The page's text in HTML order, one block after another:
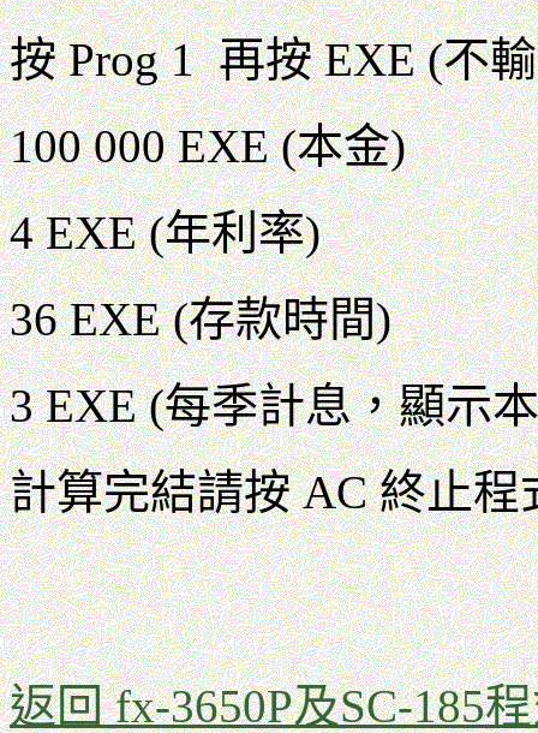
按 Prog 1 再按 EXE (不
100 000 EXE (本金)
4 EXE (年利率)
36 EXE (存款時間)
3 EXE (每季計息，顯示
計算完結請按 AC 終止程
返回 fx-3650P及SC-185